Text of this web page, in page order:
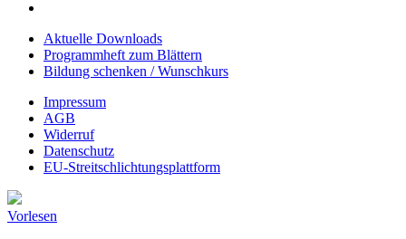
Aktuelle Downloads
Programmheft zum Blättern
Bildung schenken / Wunschkurs
Impressum
AGB
Widerruf
Datenschutz
EU-Streitschlichtungsplattform
Vorlesen